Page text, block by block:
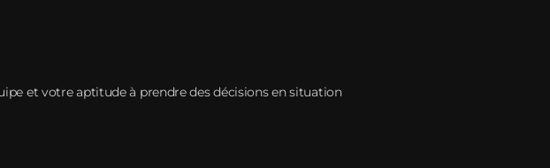
et votre aptitude à prendre des décisions en situation